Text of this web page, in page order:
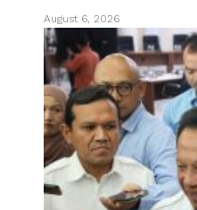
August 6, 2026